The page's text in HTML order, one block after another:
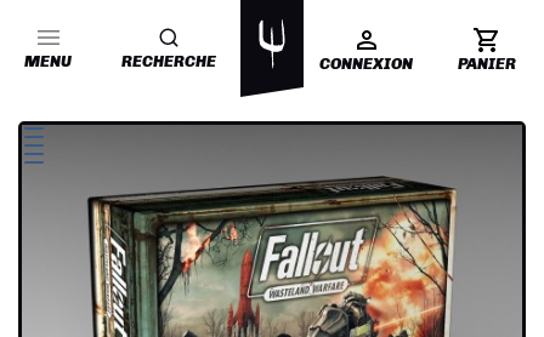
MENU RECHERCHE CONNEXION PANIER